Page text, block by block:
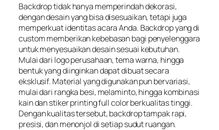
Backdrop tidak hanya memperindah dekorasi,
dengan desain yang bisa disesuaikan, tetapi juga
memperkuat identitas acara Anda. Backdrop yang di
custom memberikan kebebasan bagi penyelenggara
untuk menyesuaikan desain sesuai kebutuhan.
Mulai dari logo perusahaan, tema warna, hingga
bentuk yang diinginkan dapat dibuat secara
eksklusif. Material yang digunakan pun bervariasi,
mulai dari rangka besi, melaminto, hingga kombinasi
kain dan stiker printing full color berkualitas tinggi.
Dengan kualitas tersebut, backdrop tampak rapi,
presisi, dan menonjol di setiap sudut ruangan.